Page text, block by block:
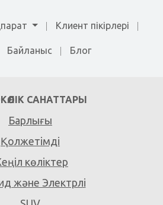
Клиент пікірлері
Байланыс Блог
САНАТТАРЫ
Барлығы
Қолжетімді
көліктер
және Электрлі